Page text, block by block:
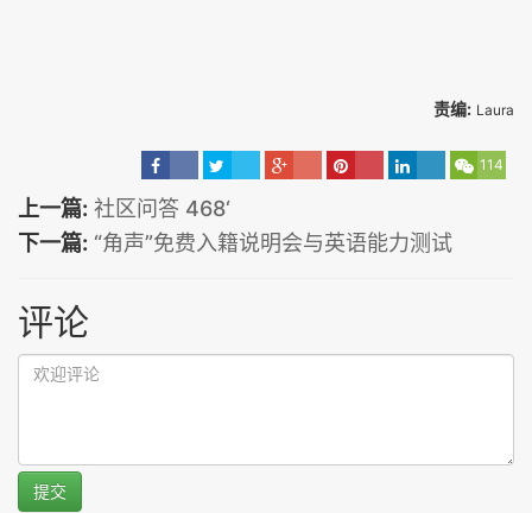
责编: Laura
114
上一篇: 社区问答 468‘
下一篇: “角声”免费入籍说明会与英语能力测试
评论
提交